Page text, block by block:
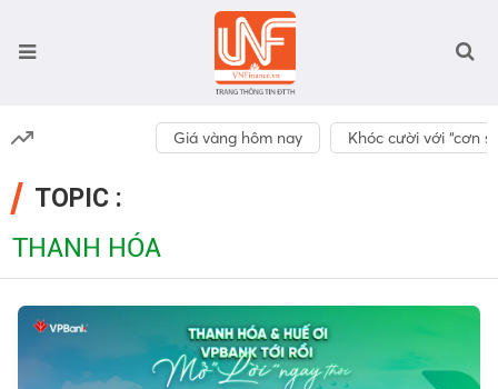
Giá vàng hôm nay Khóc cười với “cơn
TOPIC :
THANH HÓA